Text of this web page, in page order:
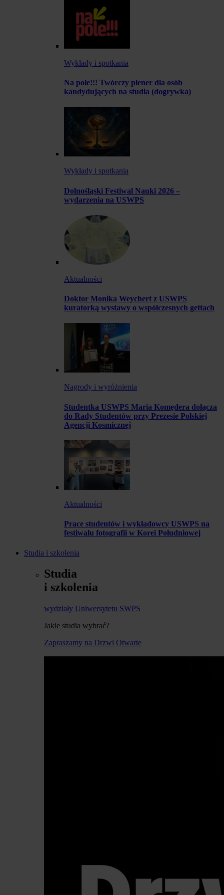
Wykłady i spotkania
Na pole!!! Twórczy plener dla osób
kandydujących na studia (dogrywka)
Wykłady i spotkania
Dolnośląski Festiwal Nauki 2026 –
wydarzenia na USWPS
Aktualności
Doktor Monika Weychert z USWPS
kuratorką wystawy o współczesnych gettach
Nagrody i wyróżnienia
Studentka USWPS Maria Komędera dołącza
do Rady Studentów przy Prezesie Polskiej
Agencji Kosmicznej
Aktualności
Prace studentów i wykładowcy USWPS na
festiwalu fotografii w Korei Południowej
Studia i szkolenia
Studia
i szkolenia
wydziały Uniwersytetu SWPS
Jakie studia wybrać?
Zapraszamy na Drzwi Otwarte